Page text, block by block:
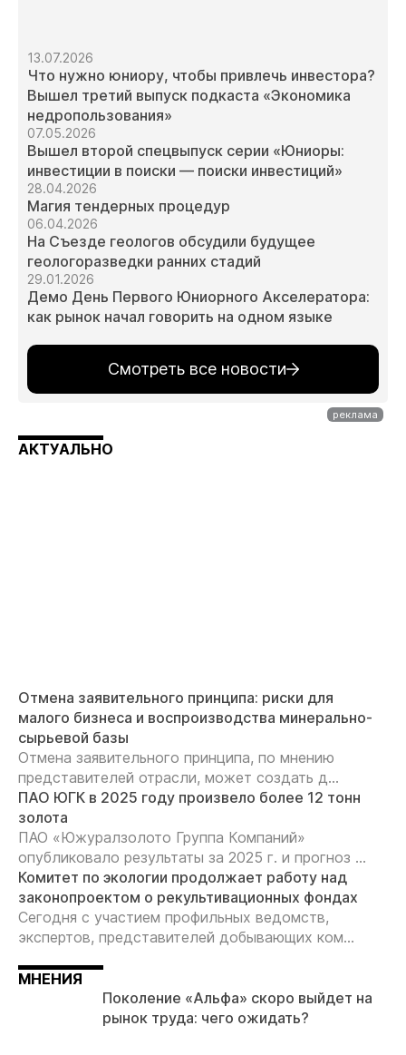
13.07.2026
Что нужно юниору, чтобы привлечь инвестора?
Вышел третий выпуск подкаста «Экономика
недропользования»
07.05.2026
Вышел второй спецвыпуск серии «Юниоры:
инвестиции в поиски — поиски инвестиций»
28.04.2026
Магия тендерных процедур
06.04.2026
На Съезде геологов обсудили будущее
геологоразведки ранних стадий
29.01.2026
Демо День Первого Юниорного Акселератора:
как рынок начал говорить на одном языке
Смотреть все новости
АКТУАЛЬНО
Отмена заявительного принципа: риски для
малого бизнеса и воспроизводства минерально-
сырьевой базы
Отмена заявительного принципа, по мнению
представителей отрасли, может создать д...
ПАО ЮГК в 2025 году произвело более 12 тонн
золота
ПАО «Южуралзолото Группа Компаний»
опубликовало результаты за 2025 г. и прогноз ...
Комитет по экологии продолжает работу над
законопроектом о рекультивационных фондах
Сегодня с участием профильных ведомств,
экспертов, представителей добывающих ком...
МНЕНИЯ
Поколение «Альфа» скоро выйдет на
рынок труда: чего ожидать?